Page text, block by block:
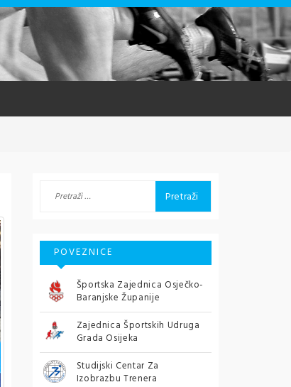
POVEZNICE
Športska Zajednica Osječko-
Baranjske Županije
Zajednica Športskih Udruga
Grada Osijeka
Studijski Centar Za
Izobrazbu Trenera